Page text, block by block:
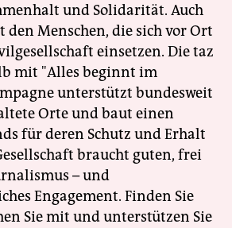
und Solidarität. Auch
Menschen, die sich vor Ort
einsetzen. Die taz
mit "Alles beginnt im
unterstützt bundesweit
Orte und baut einen
für deren Schutz und Erhalt
braucht guten, frei
– und
Engagement. Finden Sie
Sie mit und unterstützen Sie